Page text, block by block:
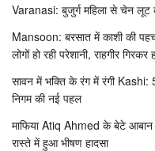
Varanasi: बुजुर्ग महिला से चेन लूट
Mansoon: बरसात में काशी की
लोगों हो रही परेशानी, राहगीर गिरकर
सावन में भक्ति के रंग में रंगी Kashi:
निगम की नई पहल
माफिया Atiq Ahmed के बेटे आबान
रास्ते में हुआ भीषण हादसा